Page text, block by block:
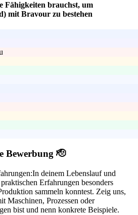
Fähigkeiten brauchst, um
mit Bravour zu bestehen
Bewerbung 🫡
In deinem Lebenslauf und
Erfahrungen besonders
sammeln konntest. Zeig uns,
Maschinen, Prozessen oder
bist und nenn konkrete Beispiele.